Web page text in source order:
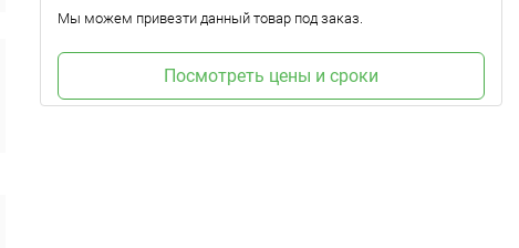
Мы можем привезти данный товар под заказ.
Посмотреть цены и сроки